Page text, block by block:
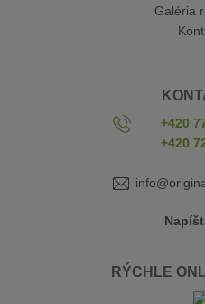
Galéria
+420
+420
RÝCHLE